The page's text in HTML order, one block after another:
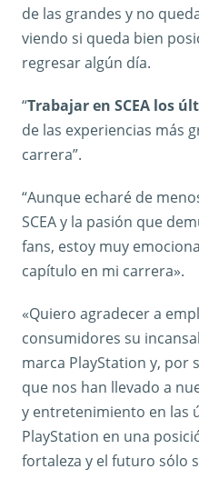
de las grandes y no
viendo si queda bien
regresar algún día.
“Trabajar en SCEA los
de las experiencias más
carrera”.
“Aunque echaré de
SCEA y la pasión que
fans, estoy muy
capítulo en mi carrera».
«Quiero agradecer a
consumidores su
marca PlayStation y, por
que nos han llevado a
y entretenimiento en las
PlayStation en una
fortaleza y el futuro sólo